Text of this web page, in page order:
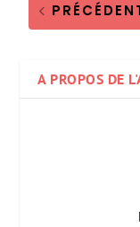
A PROPOS DE